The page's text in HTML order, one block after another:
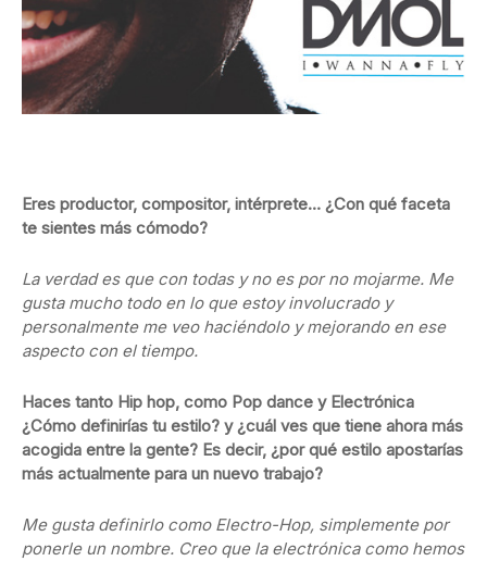
Eres productor, compositor, intérprete… ¿Con qué faceta
te sientes más cómodo?
La verdad es que con todas y no es por no mojarme. Me
gusta mucho todo en lo que estoy involucrado y
personalmente me veo haciéndolo y mejorando en ese
aspecto con el tiempo.
Haces tanto Hip hop, como Pop dance y Electrónica
¿Cómo definirías tu estilo? y ¿cuál ves que tiene ahora más
acogida entre la gente? Es decir, ¿por qué estilo apostarías
más actualmente para un nuevo trabajo?
Me gusta definirlo como Electro-Hop, simplemente por
ponerle un nombre. Creo que la electrónica como hemos